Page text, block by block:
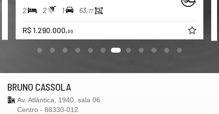
2 2 1 63,77
R$ 1.290.000,00
BRUNO CASSOLA
Av. Atlântica, 1940, sala 06
Centro - 88330-012